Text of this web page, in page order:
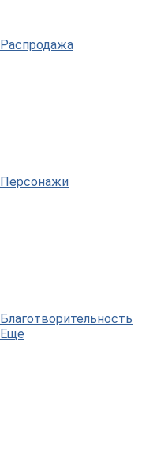
Распродажа
Персонажи
Благотворительность
Еще